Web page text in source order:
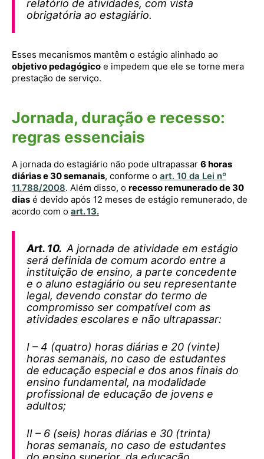
relatório de atividades, com vista
obrigatória ao estagiário.
Esses mecanismos mantêm o estágio alinhado ao
objetivo pedagógico e impedem que ele se torne mera
prestação de serviço.
Jornada, duração e recesso:
regras essenciais
A jornada do estagiário não pode ultrapassar 6 horas
diárias e 30 semanais, conforme o art. 10 da Lei nº
11.788/2008. Além disso, o recesso remunerado de 30
dias é devido após 12 meses de estágio remunerado, de
acordo com o art. 13.
Art. 10. A jornada de atividade em estágio
será definida de comum acordo entre a
instituição de ensino, a parte concedente
e o aluno estagiário ou seu representante
legal, devendo constar do termo de
compromisso ser compatível com as
atividades escolares e não ultrapassar:
I – 4 (quatro) horas diárias e 20 (vinte)
horas semanais, no caso de estudantes
de educação especial e dos anos finais do
ensino fundamental, na modalidade
profissional de educação de jovens e
adultos;
II – 6 (seis) horas diárias e 30 (trinta)
horas semanais, no caso de estudantes